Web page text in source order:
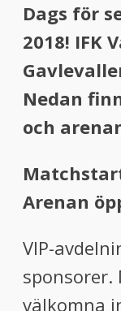
Dags för
2018! IFK
Nedan
och
Arenan
VIP-
sponsorer.
välkomna